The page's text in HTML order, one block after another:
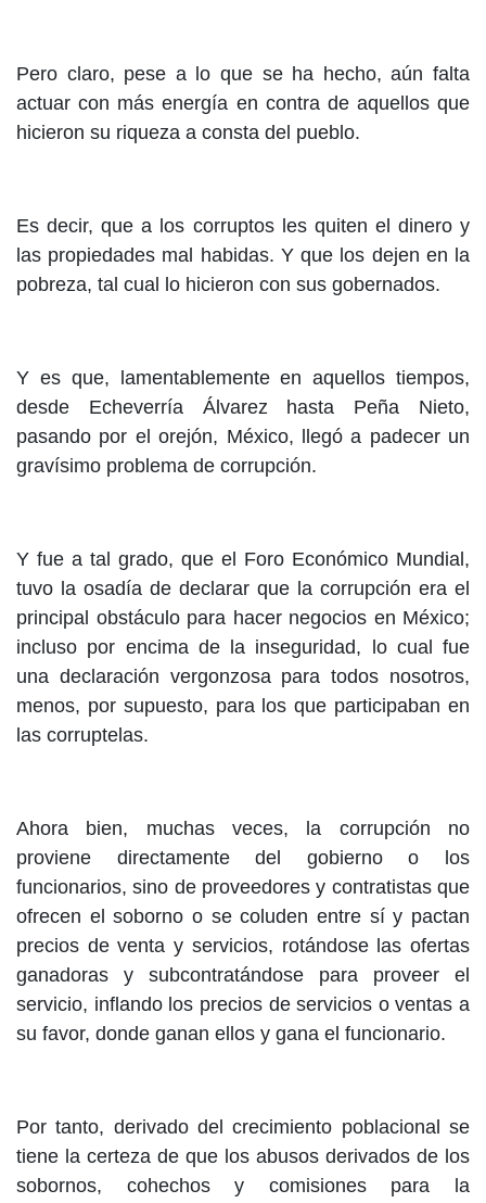
Pero claro, pese a lo que se ha hecho, aún falta
actuar con más energía en contra de aquellos que
hicieron su riqueza a consta del pueblo.
Es decir, que a los corruptos les quiten el dinero y
las propiedades mal habidas. Y que los dejen en la
pobreza, tal cual lo hicieron con sus gobernados.
Y es que, lamentablemente en aquellos tiempos,
desde Echeverría Álvarez hasta Peña Nieto,
pasando por el orejón, México, llegó a padecer un
gravísimo problema de corrupción.
Y fue a tal grado, que el Foro Económico Mundial,
tuvo la osadía de declarar que la corrupción era el
principal obstáculo para hacer negocios en México;
incluso por encima de la inseguridad, lo cual fue
una declaración vergonzosa para todos nosotros,
menos, por supuesto, para los que participaban en
las corruptelas.
Ahora bien, muchas veces, la corrupción no
proviene directamente del gobierno o los
funcionarios, sino de proveedores y contratistas que
ofrecen el soborno o se coluden entre sí y pactan
precios de venta y servicios, rotándose las ofertas
ganadoras y subcontratándose para proveer el
servicio, inflando los precios de servicios o ventas a
su favor, donde ganan ellos y gana el funcionario.
Por tanto, derivado del crecimiento poblacional se
tiene la certeza de que los abusos derivados de los
sobornos, cohechos y comisiones para la